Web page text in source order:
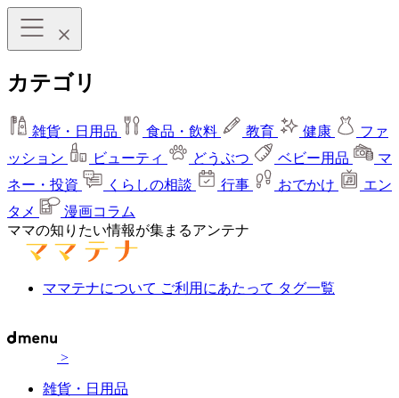
カテゴリ
雑貨・日用品 食品・飲料 教育 健康
ファ
ッション
ビューティ どうぶつ ベビー用品
マ
ネー・投資
くらしの相談 行事 おでかけ
エン
タメ
漫画コラム
ママの知りたい情報が集まるアンテナ
ママテナについて ご利用にあたって タグ一覧
>
雑貨・日用品